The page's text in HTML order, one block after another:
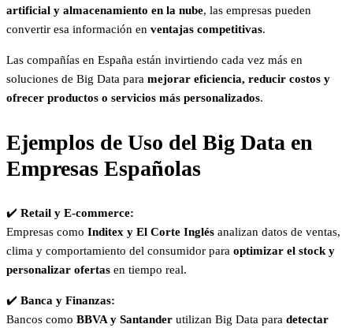
artificial y almacenamiento en la nube, las empresas pueden
convertir esa información en ventajas competitivas.
Las compañías en España están invirtiendo cada vez más en
soluciones de Big Data para mejorar eficiencia, reducir costos y
ofrecer productos o servicios más personalizados.
Ejemplos de Uso del Big Data en
Empresas Españolas
✔️ Retail y E-commerce:
Empresas como Inditex y El Corte Inglés analizan datos de ventas,
clima y comportamiento del consumidor para optimizar el stock y
personalizar ofertas en tiempo real.
✔️ Banca y Finanzas:
Bancos como BBVA y Santander utilizan Big Data para detectar